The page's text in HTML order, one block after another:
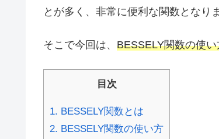
とが多く、非常に便利な関数となり
そこで今回は、 BESSELY関数の使い
目次
1. BESSELY関数とは
2. BESSELY関数の使い方